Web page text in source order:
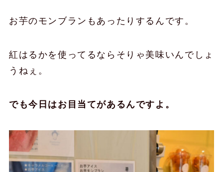
お芋のモンブランもあったりするんです。
紅はるかを使ってるならそりゃ美味いんでしょ
うねぇ。
でも今日はお目当てがあるんですよ。